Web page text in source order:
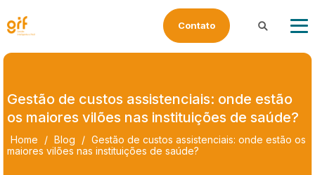
Contato
Gestão de custos assistenciais: onde estão
os maiores vilões nas instituições de saúde?
Home / Blog / Gestão de custos assistenciais: onde estão os
maiores vilões nas instituições de saúde?